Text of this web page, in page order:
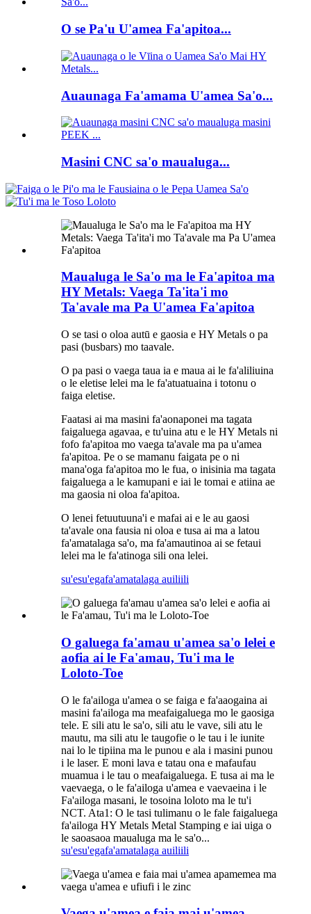
O se Pa'u U'amea Fa'apitoa...
Auaunaga Fa'amama U'amea Sa'o...
Masini CNC sa'o maualuga...
Maualuga le Sa'o ma le Fa'apitoa ma
HY Metals: Vaega Ta'ita'i mo
Ta'avale ma Pa U'amea Fa'apitoa
O se tasi o oloa autū e gaosia e HY Metals o pa
pasi (busbars) mo taavale.
O pa pasi o vaega taua ia e maua ai le fa'aliliuina
o le eletise lelei ma le fa'atuatuaina i totonu o
faiga eletise.
Faatasi ai ma masini fa'aonaponei ma tagata
faigaluega agavaa, e tu'uina atu e le HY Metals ni
fofo fa'apitoa mo vaega ta'avale ma pa u'amea
fa'apitoa. Pe o se mamanu faigata pe o ni
mana'oga fa'apitoa mo le fua, o inisinia ma tagata
faigaluega a le kamupani e iai le tomai e atiina ae
ma gaosia ni oloa fa'apitoa.
O lenei fetuutuuna'i e mafai ai e le au gaosi
ta'avale ona fausia ni oloa e tusa ai ma a latou
fa'amatalaga sa'o, ma fa'amautinoa ai se fetaui
lelei ma le fa'atinoga sili ona lelei.
su'esu'egafa'amatalaga auiliili
O galuega fa'amau u'amea sa'o lelei e
aofia ai le Fa'amau, Tu'i ma le
Loloto-Toe
O le fa'ailoga u'amea o se faiga e fa'aaogaina ai
masini fa'ailoga ma meafaigaluega mo le gaosiga
tele. E sili atu le sa'o, sili atu le vave, sili atu le
mautu, ma sili atu le taugofie o le tau i le iunite
nai lo le tipiina ma le punou e ala i masini punou
i le laser. E moni lava e tatau ona e mafaufau
muamua i le tau o meafaigaluega. E tusa ai ma le
vaevaega, o le fa'ailoga u'amea e vaevaeina i le
Fa'ailoga masani, le tosoina loloto ma le tu'i
NCT. Ata1: O le tasi tulimanu o le fale faigaluega
fa'ailoga HY Metals Metal Stamping e iai uiga o
le saoasaoa maualuga ma le sa'o...
su'esu'egafa'amatalaga auiliili